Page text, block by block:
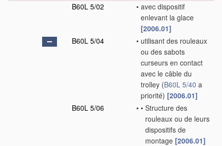
B60L 5/02
• avec dispositif
enlevant la glace
[2006.01]
B60L 5/04
• utilisant des rouleaux
ou des sabots
curseurs en contact
avec le câble du
trolley (B60L 5/40 a
priorité) [2006.01]
B60L 5/06
• • Structure des
rouleaux ou de leurs
dispositifs de
montage [2006.01]